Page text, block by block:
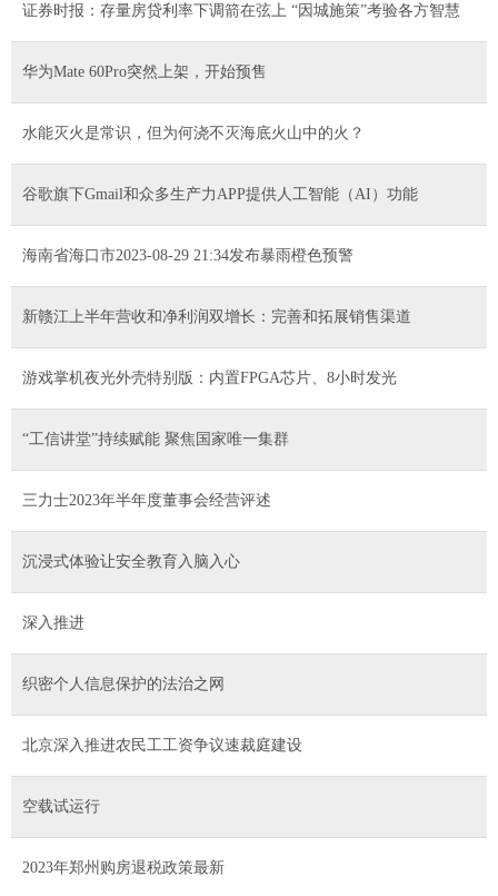
证券时报：存量房贷利率下调箭在弦上 “因城施策”考验各方智慧
华为Mate 60Pro突然上架，开始预售
水能灭火是常识，但为何浇不灭海底火山中的火？
谷歌旗下Gmail和众多生产力APP提供人工智能（AI）功能
海南省海口市2023-08-29 21:34发布暴雨橙色预警
新赣江上半年营收和净利润双增长：完善和拓展销售渠道
游戏掌机夜光外壳特别版：内置FPGA芯片、8小时发光
“工信讲堂”持续赋能 聚焦国家唯一集群
三力士2023年半年度董事会经营评述
沉浸式体验让安全教育入脑入心
深入推进
织密个人信息保护的法治之网
北京深入推进农民工工资争议速裁庭建设
空载试运行
2023年郑州购房退税政策最新